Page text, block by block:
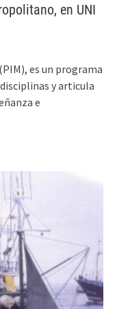
en UNI
es un programa
y articula
e